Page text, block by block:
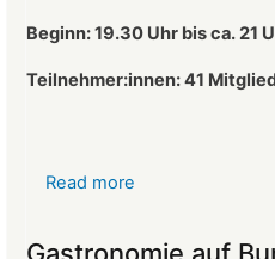
Beginn: 19.30 Uhr bis ca. 21
Teilnehmer:innen: 41
Read more